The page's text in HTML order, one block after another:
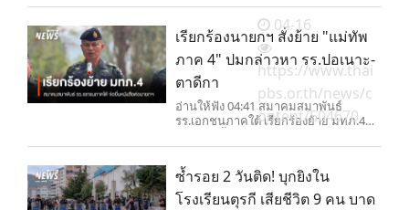
เข้าใจ แม่ทัพภาคที่ 4 และการทำงานร่วม
เรียกร้องนายกฯ สั่งย้าย "แม่ทัพ
ภาค 4" ปมกล่าวหา รร.ปอเนาะ-
ตาดีกา
อ่านให้ฟัง 04:41 สมาคมสมาพันธ์
รร.เอกชนภาคใต้ เรียกร้องย้าย มทภ.4
หา ร
04-16
https://www.thai
pbs.or.th/news/c
ontent/504670
ซ้ำรอย 2 วันติด! บุกยิงใน
โรงเรียนตุรกี เสียชีวิต 9 คน บาด